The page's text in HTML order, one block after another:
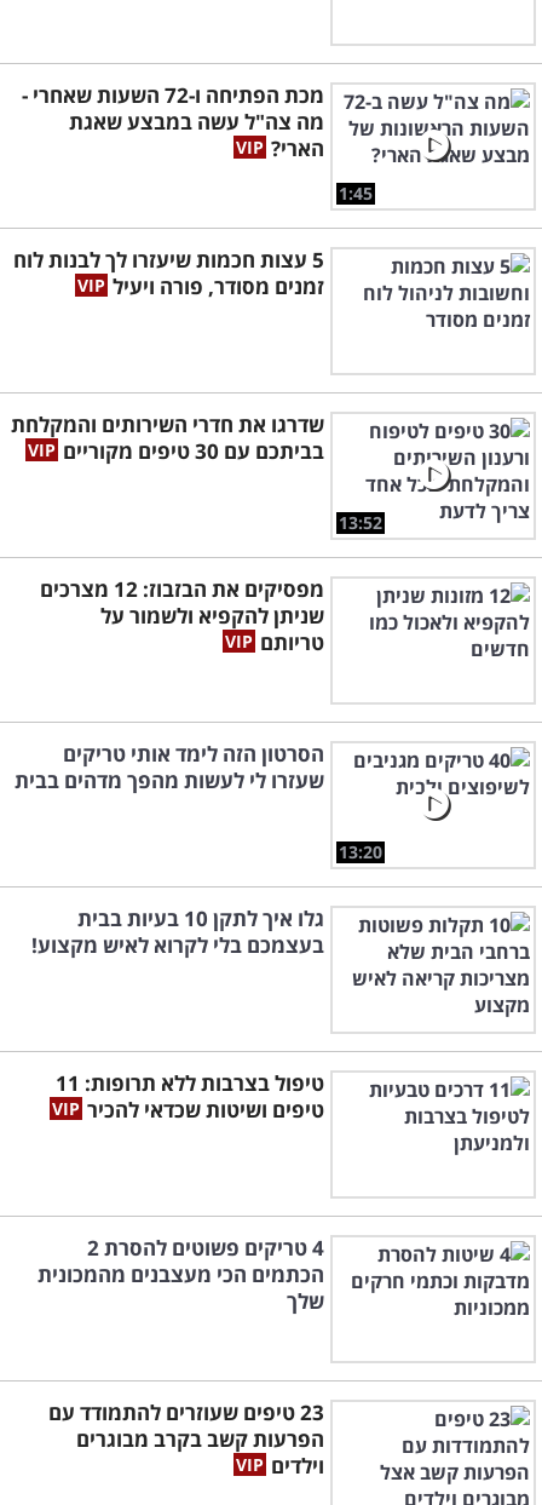
1:45
מכת הפתיחה ו-72 השעות שאחרי -
מה צה"ל עשה במבצע שאגת
הארי?
5 עצות חכמות שיעזרו לך לבנות לוח
זמנים מסודר, פורה ויעיל
13:52
שדרגו את חדרי השירותים והמקלחת
בביתכם עם 30 טיפים מקוריים
מפסיקים את הבזבוז: 12 מצרכים
שניתן להקפיא ולשמור על
טריותם
13:20
הסרטון הזה לימד אותי טריקים
שעזרו לי לעשות מהפך מדהים בבית
גלו איך לתקן 10 בעיות בבית
בעצמכם בלי לקרוא לאיש מקצוע!
טיפול בצרבות ללא תרופות: 11
טיפים ושיטות שכדאי להכיר
4 טריקים פשוטים להסרת 2
הכתמים הכי מעצבנים מהמכונית
שלך
23 טיפים שעוזרים להתמודד עם
הפרעות קשב בקרב מבוגרים
וילדים